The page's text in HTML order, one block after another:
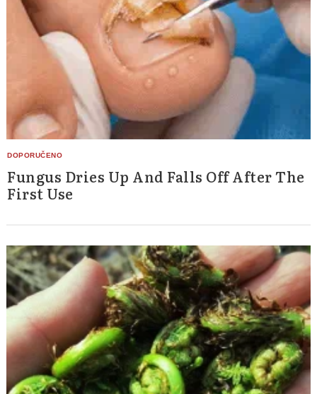
Fungus Dries Up And Falls Off After The
First Use